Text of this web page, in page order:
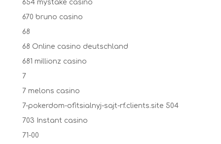
654 mystake casino
670 bruno casino
68
68 Online casino deutschland
681 millionz casino
7
7 melons casino
7-pokerdom-ofitsialnyj-sajt-rf.clients.site 504
703 Instant casino
71-00